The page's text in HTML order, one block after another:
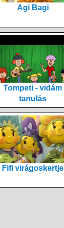
Agi Bagi
Tompeti - vidám
tanulás
Fifi virágoskertje